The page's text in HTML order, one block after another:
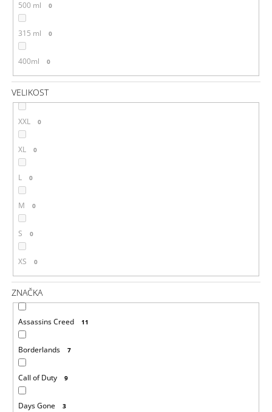
500 ml 0
315 ml 0
400ml 0
VELIKOST
XXL 0
XL 0
L 0
M 0
S 0
XS 0
ZNAČKA
Assassins Creed 11
Borderlands 7
Call of Duty 9
Days Gone 3